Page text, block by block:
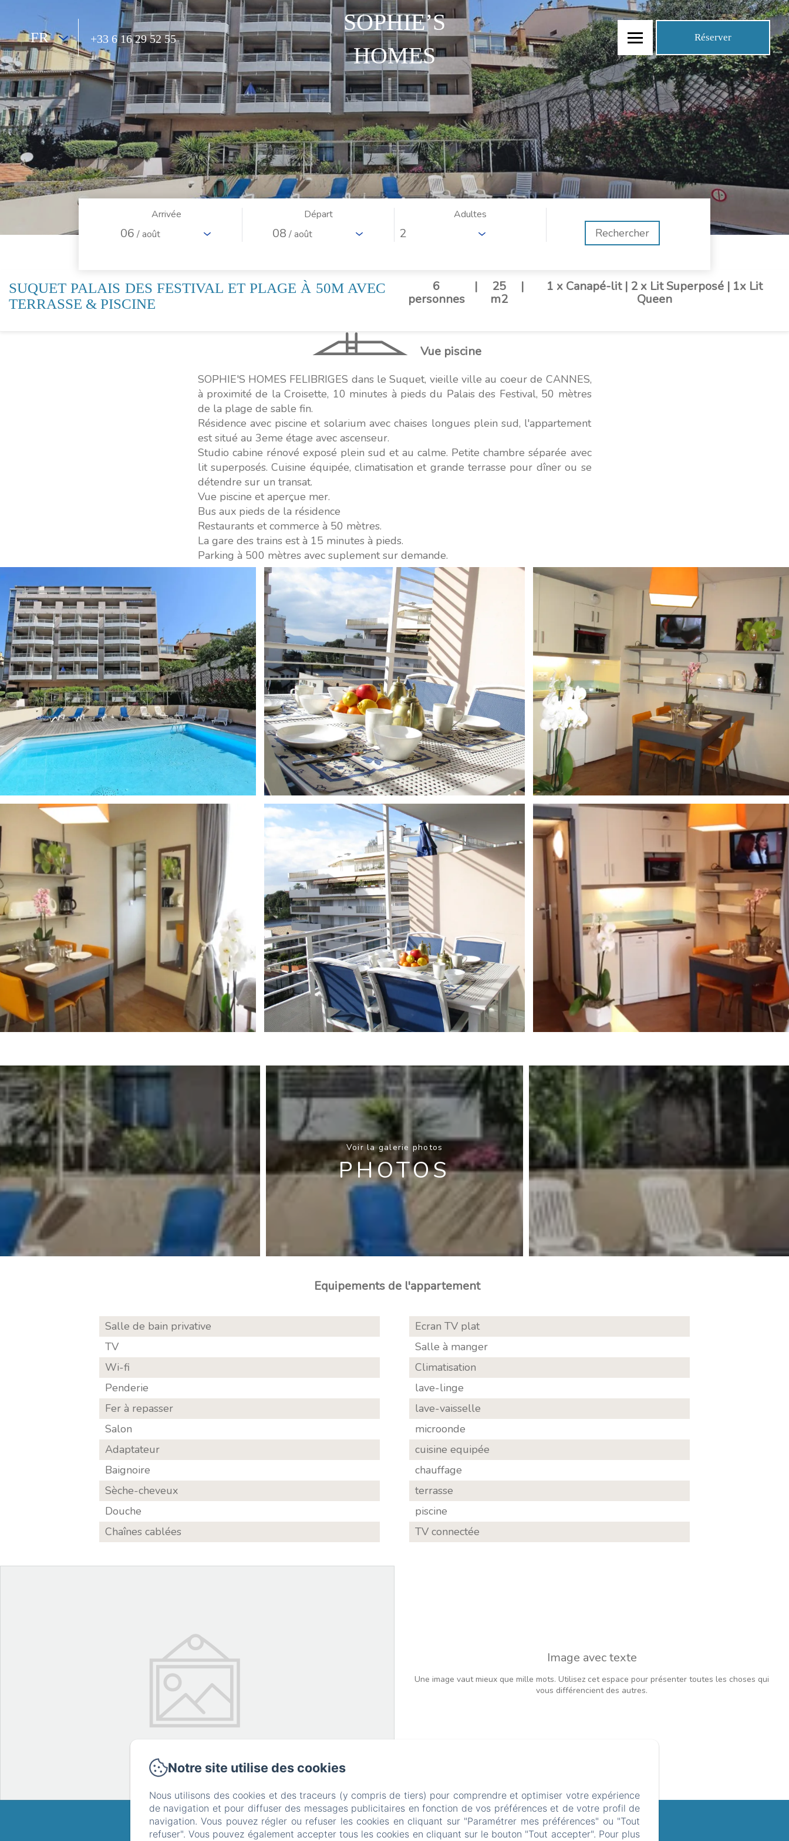
FR +33 6 16 29 52 55
SOPHIE’S
HOMES
Réserver
Arrivée
06 / août
Départ
08 / août
Adultes
Rechercher
SUQUET PALAIS DES FESTIVAL ET PLAGE À 50M AVEC
TERRASSE & PISCINE
6
personnes
|
25
m2
| 1 x Canapé-lit| 2 x Lit Superposé| 1x Lit
Queen
Vue piscine
SOPHIE'S HOMES FELIBRIGES dans le Suquet, vieille ville au coeur de CANNES,
à proximité de la Croisette, 10 minutes à pieds du Palais des Festival, 50 mètres
de la plage de sable fin.
Résidence avec piscine et solarium avec chaises longues plein sud, l'appartement
est situé au 3eme étage avec ascenseur.
Studio cabine rénové exposé plein sud et au calme. Petite chambre séparée avec
lit superposés. Cuisine équipée, climatisation et grande terrasse pour dîner ou se
détendre sur un transat.
Vue piscine et aperçue mer.
Bus aux pieds de la résidence
Restaurants et commerce à 50 mètres.
La gare des trains est à 15 minutes à pieds.
Parking à 500 mètres avec suplement sur demande.
Voir la galerie photos
PHOTOS
Equipements de l'appartement
Salle de bain privative
TV
Wi-fi
Penderie
Fer à repasser
Salon
Adaptateur
Baignoire
Sèche-cheveux
Douche
Chaînes cablées
Ecran TV plat
Salle à manger
Climatisation
lave-linge
lave-vaisselle
microonde
cuisine equipée
chauffage
terrasse
piscine
TV connectée
Image avec texte
Une image vaut mieux que mille mots. Utilisez cet espace pour présenter toutes les choses qui
vous différencient des autres.
SOPHIE’S HOMES LES FÉLIBRIGES
Notre site utilise des cookies
Nous utilisons des cookies et des traceurs (y compris de tiers) pour comprendre et optimiser votre expérience
de navigation et pour diffuser des messages publicitaires en fonction de vos préférences et de votre profil de
navigation. Vous pouvez régler ou refuser les cookies en cliquant sur "Paramétrer mes préférences" ou "Tout
refuser". Vous pouvez également accepter tous les cookies en cliquant sur le bouton "Tout accepter". Pour plus